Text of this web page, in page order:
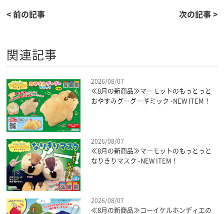
< 前の記事 次の記事 >
関連記事
2026/08/07
≪8月の新商品≫マーモットのもっとっと
おやすみグーグーギミック -NEW ITEM！
2026/08/07
≪8月の新商品≫マーモットのもっとっと
なりきりマスク -NEW ITEM！
2026/08/07
≪8月の新商品≫コーイケルホンディエの